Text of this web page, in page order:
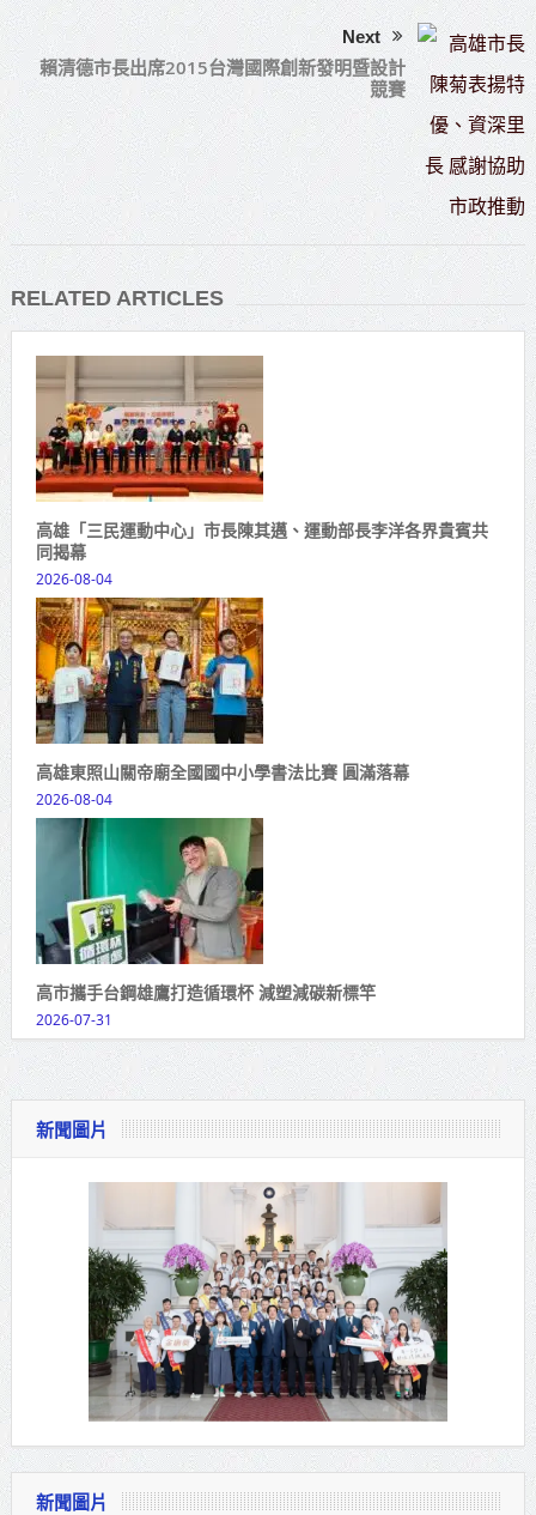
Next
賴清德市長出席2015台灣國際創新發明暨設計
競賽
RELATED ARTICLES
高雄「三民運動中心」市長陳其邁、運動部長李洋各界貴賓共
同揭幕
2026-08-04
高雄東照山關帝廟全國國中小學書法比賽 圓滿落幕
2026-08-04
高市攜手台鋼雄鷹打造循環杯 減塑減碳新標竿
2026-07-31
新聞圖片
新聞圖片